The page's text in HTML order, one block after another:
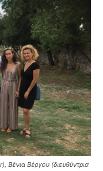
Βένια Βέργου (διευθύντρια